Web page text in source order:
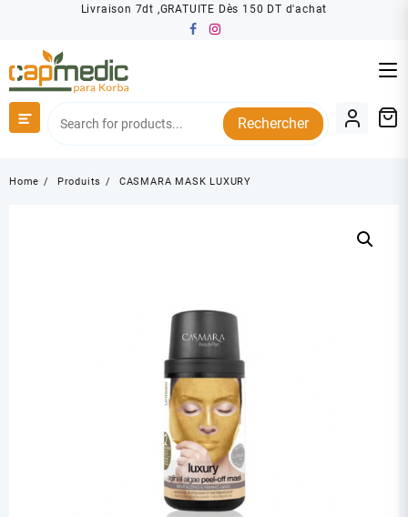
Livraison 7dt ,GRATUITE Dès 150 DT d'achat
Rechercher
Home Produits CASMARA MASK LUXURY